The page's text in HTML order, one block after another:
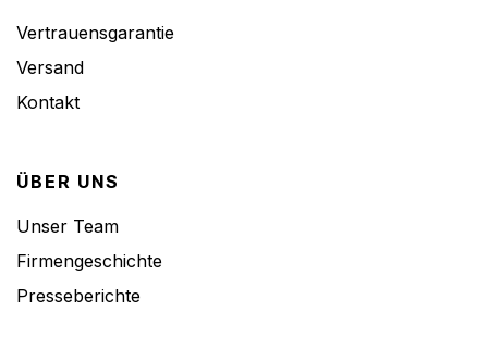
Vertrauensgarantie
Versand
Kontakt
ÜBER UNS
Unser Team
Firmengeschichte
Presseberichte